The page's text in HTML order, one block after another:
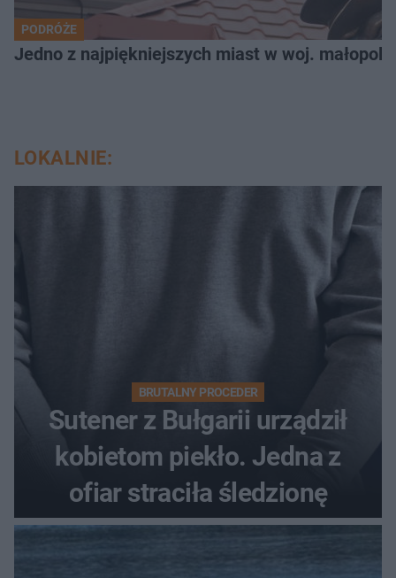
PODRÓŻE
Jedno z najpiękniejszych miast w woj.
LOKALNIE:
BRUTALNY PROCEDER
Sutener z Bułgarii urządził
kobietom piekło. Jedna z
ofiar straciła śledzionę